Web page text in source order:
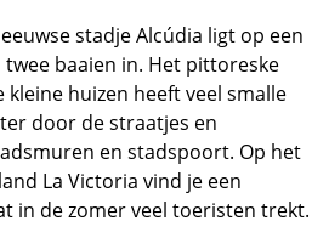
stadje Alcúdia ligt op een
baaien in. Het pittoreske
huizen heeft veel smalle
door de straatjes en
en stadspoort. Op het
La Victoria vind je een
in de zomer veel toeristen trekt.